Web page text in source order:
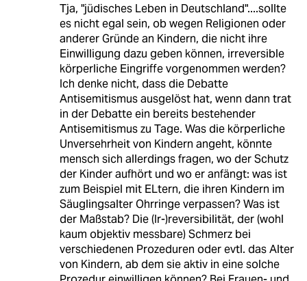
Tja, "jüdisches Leben in Deutschland"....sollte
es nicht egal sein, ob wegen Religionen oder
anderer Gründe an Kindern, die nicht ihre
Einwilligung dazu geben können, irreversible
körperliche Eingriffe vorgenommen werden?
Ich denke nicht, dass die Debatte
Antisemitismus ausgelöst hat, wenn dann trat
in der Debatte ein bereits bestehender
Antisemitismus zu Tage. Was die körperliche
Unversehrheit von Kindern angeht, könnte
mensch sich allerdings fragen, wo der Schutz
der Kinder aufhört und wo er anfängt: was ist
zum Beispiel mit ELtern, die ihren Kindern im
Säuglingsalter Ohrringe verpassen? Was ist
der Maßstab? Die (Ir-)reversibilität, der (wohl
kaum objektiv messbare) Schmerz bei
verschiedenen Prozeduren oder evtl. das Alter
von Kindern, ab dem sie aktiv in eine solche